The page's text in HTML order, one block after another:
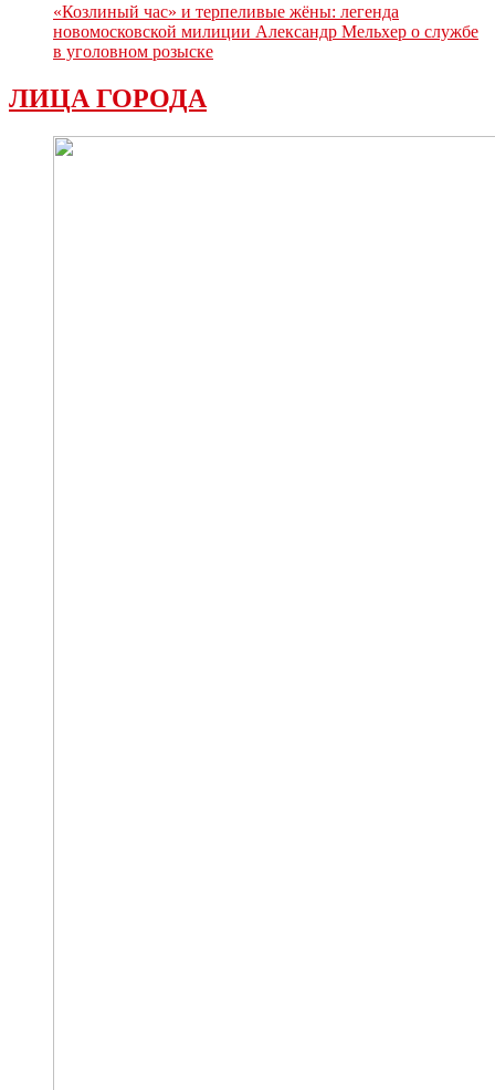
«Козлиный час» и терпеливые жёны: легенда
новомосковской милиции Александр Мельхер о службе
в уголовном розыске
ЛИЦА ГОРОДА